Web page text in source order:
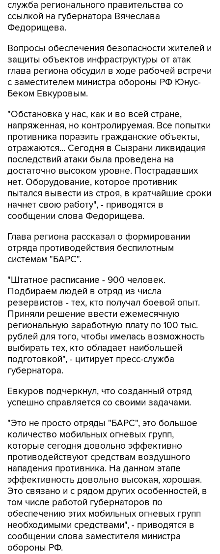
служба регионального правительства со
ссылкой на губернатора Вячеслава
Федорищева.
Вопросы обеспечения безопасности жителей и
защиты объектов инфраструктуры от атак
глава региона обсудил в ходе рабочей встречи
с заместителем министра обороны РФ Юнус-
Беком Евкуровым.
"Обстановка у нас, как и во всей стране,
напряженная, но контролируемая. Все попытки
противника поразить гражданские объекты,
отражаются... Сегодня в Сызрани ликвидация
последствий атаки была проведена на
достаточно высоком уровне. Пострадавших
нет. Оборудование, которое противник
пытался вывести из строя, в кратчайшие сроки
начнет свою работу", - приводятся в
сообщении слова Федорищева.
Глава региона рассказал о формировании
отряда противодействия беспилотным
системам "БАРС".
"Штатное расписание - 900 человек.
Подбираем людей в отряд из числа
резервистов - тех, кто получал боевой опыт.
Приняли решение ввести ежемесячную
региональную заработную плату по 100 тыс.
рублей для того, чтобы имелась возможность
выбирать тех, кто обладает наибольшей
подготовкой", - цитирует пресс-служба
губернатора.
Евкуров подчеркнул, что созданный отряд
успешно справляется со своими задачами.
"Это не просто отряды "БАРС", это большое
количество мобильных огневых групп,
которые сегодня довольно эффективно
противодействуют средствам воздушного
нападения противника. На данном этапе
эффективность довольно высокая, хорошая.
Это связано и с рядом других особенностей, в
том числе работой губернаторов по
обеспечению этих мобильных огневых групп
необходимыми средствами", - приводятся в
сообщении слова заместителя министра
обороны РФ.